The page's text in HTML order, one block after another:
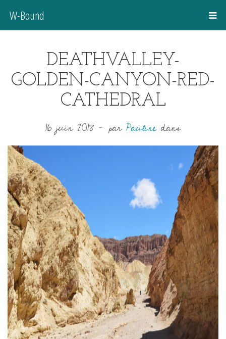
W-Bound
DEATHVALLEY-
GOLDEN-CANYON-RED-
CATHEDRAL
16 juin 2018 -parPaulinedans